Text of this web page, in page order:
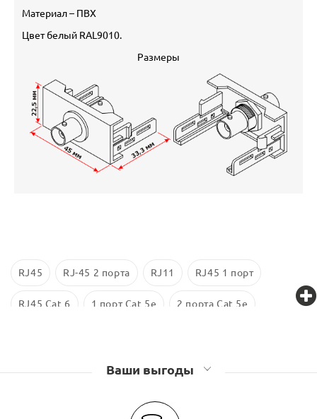
Материал – ПВХ
Цвет белый RAL9010.
Размеры
RJ45 RJ-45 2 порта RJ11 RJ45 1 порт
RJ45 Cat 6 1 порт Cat 5e 2 порта Cat 5e
Розетки компьютерные (RJ45), телефонные (RJ11)
Ваши выгоды